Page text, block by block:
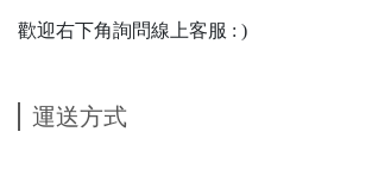
歡迎右下角詢問線上客服 : )
運送方式